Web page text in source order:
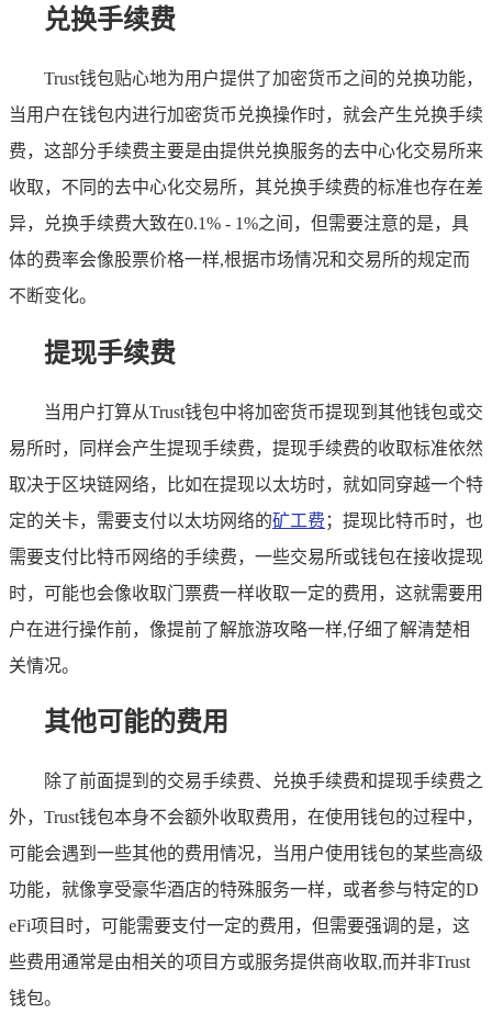
兑换手续费
Trust钱包贴心地为用户提供了加密货币之间的兑换功能，
当用户在钱包内进行加密货币兑换操作时，就会产生兑换手续
费，这部分手续费主要是由提供兑换服务的去中心化交易所来
收取，不同的去中心化交易所，其兑换手续费的标准也存在差
异，兑换手续费大致在0.1% - 1%之间，但需要注意的是，具
体的费率会像股票价格一样,根据市场情况和交易所的规定而
不断变化。
提现手续费
当用户打算从Trust钱包中将加密货币提现到其他钱包或交
易所时，同样会产生提现手续费，提现手续费的收取标准依然
取决于区块链网络，比如在提现以太坊时，就如同穿越一个特
定的关卡，需要支付以太坊网络的矿工费 ；提现比特币时，也
需要支付比特币网络的手续费，一些交易所或钱包在接收提现
时，可能也会像收取门票费一样收取一定的费用，这就需要用
户在进行操作前，像提前了解旅游攻略一样,仔细了解清楚相
关情况。
其他可能的费用
除了前面提到的交易手续费、兑换手续费和提现手续费之
外，Trust钱包本身不会额外收取费用，在使用钱包的过程中，
可能会遇到一些其他的费用情况，当用户使用钱包的某些高级
功能，就像享受豪华酒店的特殊服务一样，或者参与特定的D
eFi项目时，可能需要支付一定的费用，但需要强调的是，这
些费用通常是由相关的项目方或服务提供商收取,而并非Trust
钱包。